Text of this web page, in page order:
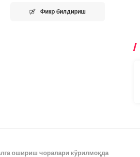
Фикр билдириш
ошириш чоралари кўрилмоқда